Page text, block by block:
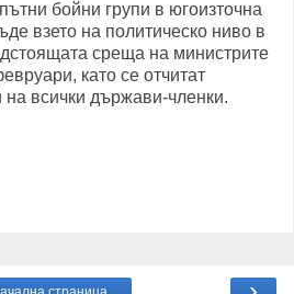
бойни групи в югоизточна
взето на политическо ниво в
среща на министрите
като се отчитат
всички държави-членки.